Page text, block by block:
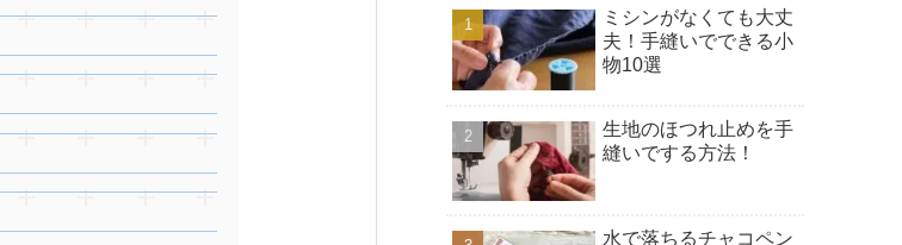
ミシンがなくても大丈
夫！手縫いでできる小
物10選
生地のほつれ止めを手
縫いでする方法！
水で落ちるチャコペン